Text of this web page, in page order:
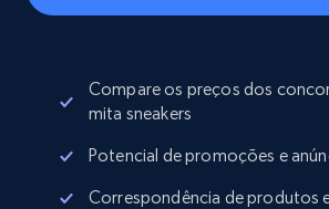
Compare os preços dos
mita sneakers
Potencial de promoções e
Correspondência de produtos